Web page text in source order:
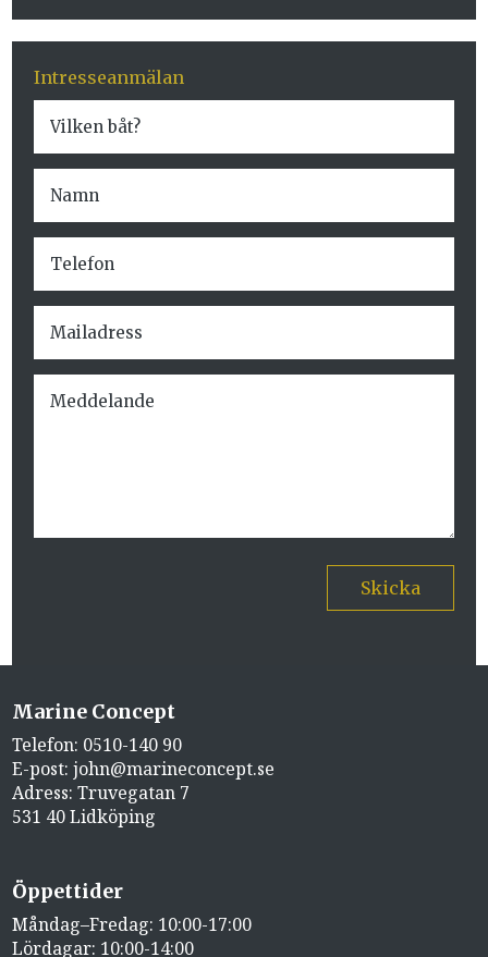
Intresseanmälan
Skicka
Marine Concept
Telefon: 0510-140 90
E-post:john@marineconcept.se
Adress: Truvegatan 7
531 40 Lidköping
Öppettider
Måndag–Fredag: 10:00-17:00
Lördagar: 10:00-14:00